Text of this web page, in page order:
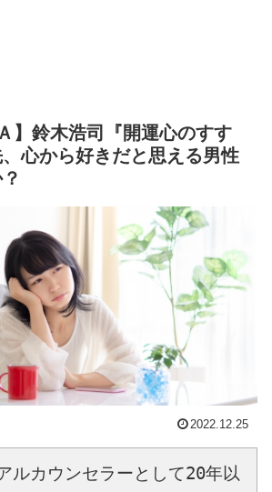
】鈴木浩司『開運心のすす
心から好きだと思える男性
2022.12.25
ルカウンセラーとして20年以